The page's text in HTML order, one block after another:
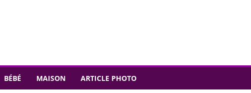
BÉBÉ MAISON ARTICLE PHOTO